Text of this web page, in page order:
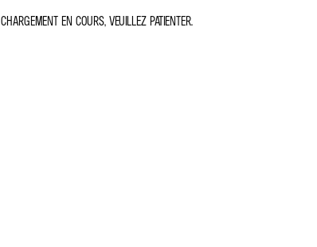
CHARGEMENT EN COURS, VEUILLEZ PATIENTER.